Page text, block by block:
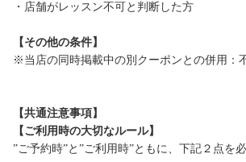
・店舗がレッスン不可と判断した方
【その他の条件】
※当店の同時掲載中の別クーポンとの併用：
【共通注意事項】
【ご利用時の大切なルール】
”ご予約時”と”ご利用時”ともに、下記２点を